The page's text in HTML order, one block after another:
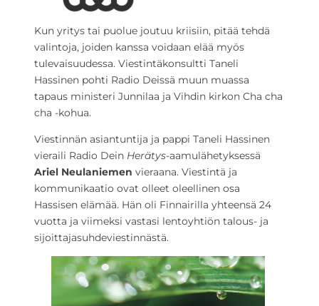
Kun yritys tai puolue joutuu kriisiin, pitää tehdä
valintoja, joiden kanssa voidaan elää myös
tulevaisuudessa. Viestintäkonsultti Taneli
Hassinen pohti Radio Deissä muun muassa
tapaus ministeri Junnilaa ja Vihdin kirkon Cha cha
cha -kohua.
Viestinnän asiantuntija ja pappi Taneli Hassinen
vieraili Radio Dein Herätys-aamulähetyksessä
Ariel Neulaniemen vieraana. Viestintä ja
kommunikaatio ovat olleet oleellinen osa
Hassisen elämää. Hän oli Finnairilla yhteensä 24
vuotta ja viimeksi vastasi lentoyhtiön talous- ja
sijoittajasuhdeviestinnästä.